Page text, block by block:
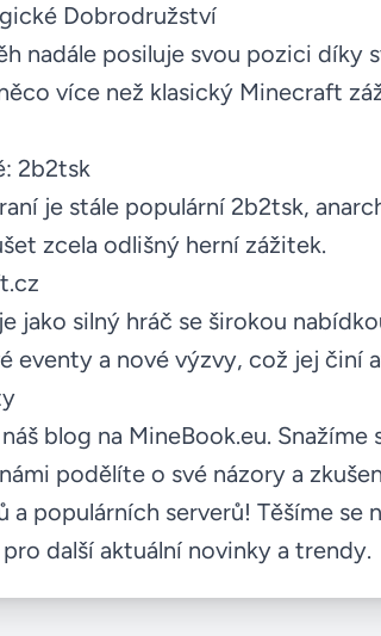
Dobrodružství
nadále posiluje svou pozici díky
více než klasický Minecraft
2b2tsk
je stále populární 2b2tsk,
zcela odlišný herní zážitek.
jako silný hráč se širokou
eventy a nové výzvy, což jej činí
blog na MineBook.eu.
podělíte o své názory a
populárních serverů! Těšíme se
další aktuální novinky a trendy.